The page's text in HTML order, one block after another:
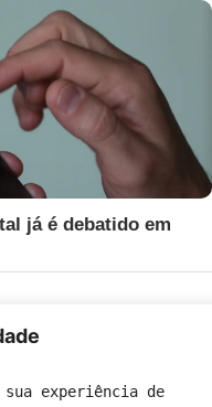
sua experiência de
já é debatido em